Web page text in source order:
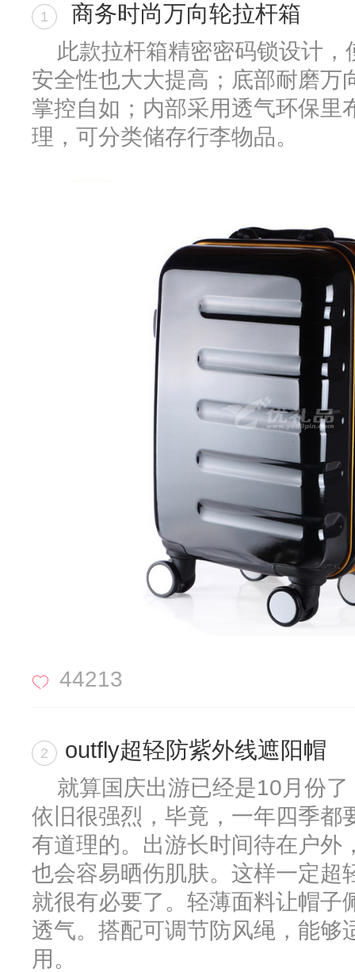
1 商务时尚万向轮拉杆箱
此款拉杆箱精密密码锁设计，
安全性也大大提高；底部耐磨万
掌控自如；内部采用透气环保里
理，可分类储存行李物品。
44213
2 outfly超轻防紫外线遮阳帽
就算国庆出游已经是10月份
依旧很强烈，毕竟，一年四季都
有道理的。出游长时间待在户外
也会容易晒伤肌肤。这样一定超
就很有必要了。轻薄面料让帽子
透气。搭配可调节防风绳，能够
用。